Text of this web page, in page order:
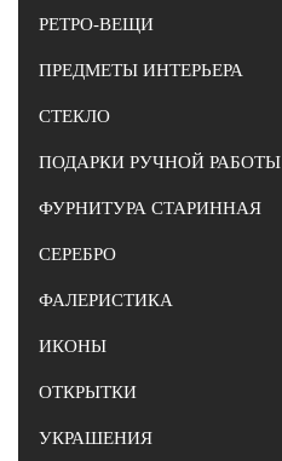
РЕТРО-ВЕЩИ
ПРЕДМЕТЫ ИНТЕРЬЕРА
СТЕКЛО
ПОДАРКИ РУЧНОЙ РАБОТЫ
ФУРНИТУРА СТАРИННАЯ
СЕРЕБРО
ФАЛЕРИСТИКА
ИКОНЫ
ОТКРЫТКИ
УКРАШЕНИЯ